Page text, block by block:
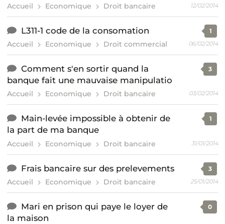
Accueil Economique Droit bancaire 12/02/2014
L311-1 code de la consomation
Accueil Economique Droit commercial
1
06/02/2014
Comment s'en sortir quand la
banque fait une mauvaise manipulatio
Accueil Economique Droit bancaire
3
03/02/2014
Main-levée impossible à obtenir de
la part de ma banque
Accueil Economique Droit bancaire
1
31/01/2014
Frais bancaire sur des prelevements
Accueil Economique Droit bancaire
3
25/01/2014
Mari en prison qui paye le loyer de
la maison
0